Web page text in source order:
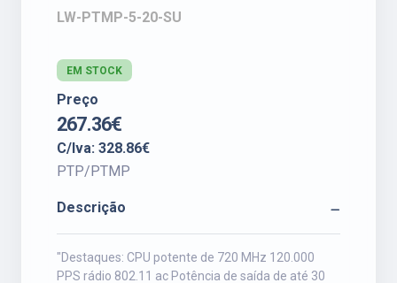
LW-PTMP-5-20-SU
EM STOCK
Preço
267.36€
C/Iva: 328.86€
PTP/PTMP
Descrição
"Destaques: CPU potente de 720 MHz 120.000
PPS rádio 802.11 ac Potência de saída de até 30